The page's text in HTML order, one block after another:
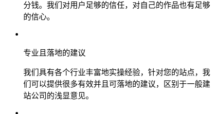
分钱。我们对用户足够的信任，对自己的作品也有足够
的信心。
专业且落地的建议
我们具有各个行业丰富地实操经验，针对您的站点，我
们可以提供很多有效并且可落地的建议，区别于一般建
站公司的浅显意见。